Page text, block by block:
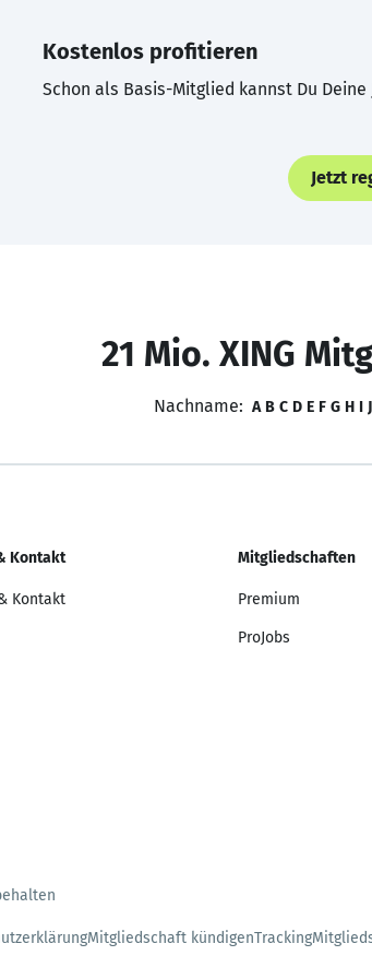
Kostenlos profitieren
Schon als Basis-Mitglied kannst Du
Jetzt
21 Mio. XING
Nachname: A B C D E F G H I J
Kontakt
Kontakt
Mitgliedschaften
Premium
ProJobs
Mitgliedschaft kündigenTracking